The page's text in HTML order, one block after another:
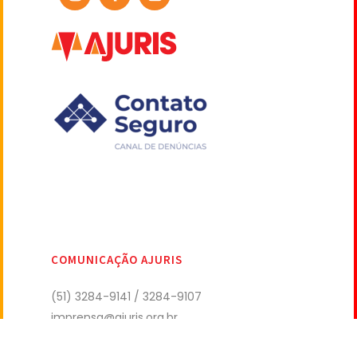
COMUNICAÇÃO AJURIS
(51) 3284-9141 / 3284-9107
imprensa@ajuris.org.br